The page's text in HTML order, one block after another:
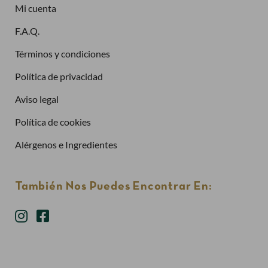
Mi cuenta
F.A.Q.
Términos y condiciones
Política de privacidad
Aviso legal
Política de cookies
Alérgenos e Ingredientes
También Nos Puedes Encontrar En: